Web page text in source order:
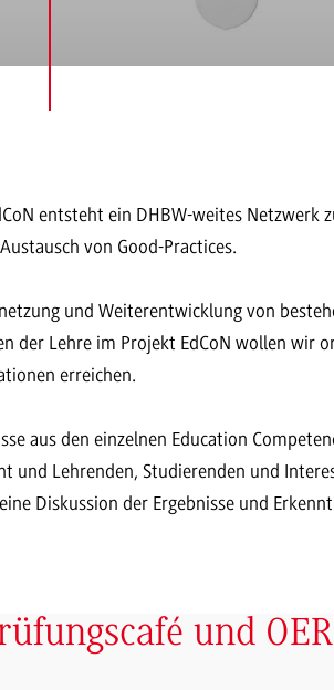
entsteht ein DHBW-weites Netzwerk
von Good-Practices.
und Weiterentwicklung von
der Lehre im Projekt EdCoN wollen wir
erreichen.
aus den einzelnen Education
und Lehrenden, Studierenden und
Diskussion der Ergebnisse und
und